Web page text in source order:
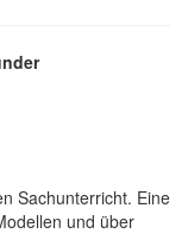
Sachunterricht. Eine
und über